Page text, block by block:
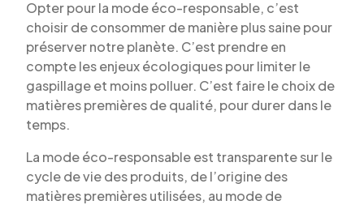
Opter pour la mode éco-responsable, c’est
choisir de consommer de manière plus saine pour
préserver notre planète. C’est prendre en
compte les enjeux écologiques pour limiter le
gaspillage et moins polluer. C’est faire le choix de
matières premières de qualité, pour durer dans le
temps.
La mode éco-responsable est transparente sur le
cycle de vie des produits, de l’origine des
matières premières utilisées, au mode de